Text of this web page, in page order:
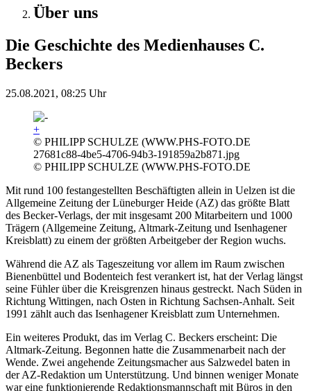
Über uns
Die Geschichte des Medienhauses C.
Beckers
25.08.2021, 08:25 Uhr
+
© PHILIPP SCHULZE (WWW.PHS-FOTO.DE
27681c88-4be5-4706-94b3-191859a2b871.jpg
© PHILIPP SCHULZE (WWW.PHS-FOTO.DE
Mit rund 100 festangestellten Beschäftigten allein in Uelzen ist die
Allgemeine Zeitung der Lüneburger Heide (AZ) das größte Blatt
des Becker-Verlags, der mit insgesamt 200 Mitarbeitern und 1000
Trägern (Allgemeine Zeitung, Altmark-Zeitung und Isenhagener
Kreisblatt) zu einem der größten Arbeitgeber der Region wuchs.
Während die AZ als Tageszeitung vor allem im Raum zwischen
Bienenbüttel und Bodenteich fest verankert ist, hat der Verlag längst
seine Fühler über die Kreisgrenzen hinaus gestreckt. Nach Süden in
Richtung Wittingen, nach Osten in Richtung Sachsen-Anhalt. Seit
1991 zählt auch das Isenhagener Kreisblatt zum Unternehmen.
Ein weiteres Produkt, das im Verlag C. Beckers erscheint: Die
Altmark-Zeitung. Begonnen hatte die Zusammenarbeit nach der
Wende. Zwei angehende Zeitungsmacher aus Salzwedel baten in
der AZ-Redaktion um Unterstützung. Und binnen weniger Monate
war eine funktionierende Redaktionsmannschaft mit Büros in den